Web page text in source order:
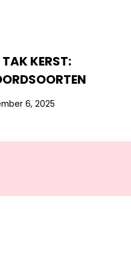
KERST:
6, 2025